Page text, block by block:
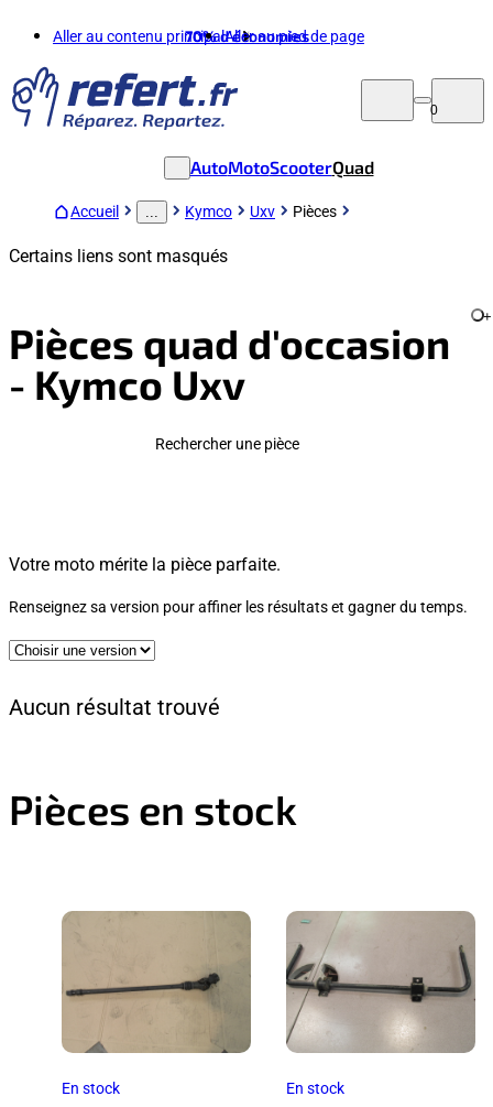
Aller au contenu principalAller au pied de page
70%d'économies
0
AutoMotoScooterQuad
Accueil Kymco Uxv Pièces
Certains liens sont masqués
Pièces quad d'occasion
- Kymco Uxv
+
Rechercher une pièce
Votre moto mérite la pièce parfaite.
Renseignez sa version pour affiner les résultats et gagner du temps.
Aucun résultat trouvé
Pièces en stock
En stock En stock